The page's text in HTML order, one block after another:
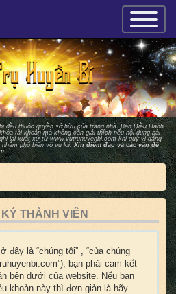
×
đều thuộc quyền sở hữu của trang nhà. Ban Ðiều Hành
tài khoản mà không cần giải thích nếu nội dung bài
ghi lại xuất xứ từwww.vutruhuyenbi.comkhi quý vị đăng
phổ biến vô vụ lợi. Xin điểm đạo và các vấn đề
THÀNH VIÊN
đây là “chúng tôi” , “của chúng
bạn phải cam kết
bên dưới của website. Nếu bạn
khoản này thì đơn giản là hãy